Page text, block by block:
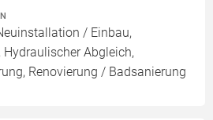
/ Einbau,
Abgleich,
Renovierung / Badsanierung